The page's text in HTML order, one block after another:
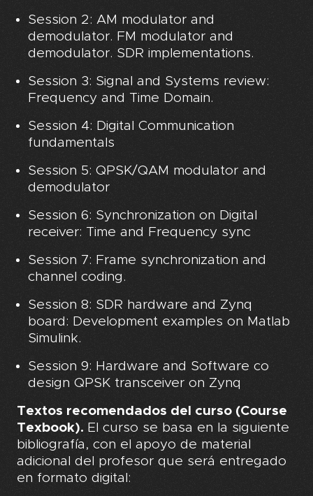
Session 2: AM modulator and
demodulator. FM modulator and
demodulator. SDR implementations.
Session 3: Signal and Systems review:
Frequency and Time Domain.
Session 4: Digital Communication
fundamentals
Session 5: QPSK/QAM modulator and
demodulator
Session 6: Synchronization on Digital
receiver: Time and Frequency sync
Session 7: Frame synchronization and
channel coding.
Session 8: SDR hardware and Zynq
board: Development examples on Matlab
Simulink.
Session 9: Hardware and Software co
design QPSK transceiver on Zynq
Textos recomendados del curso (Course
Texbook). El curso se basa en la siguiente
bibliografía, con el apoyo de material
adicional del profesor que será entregado
en formato digital: